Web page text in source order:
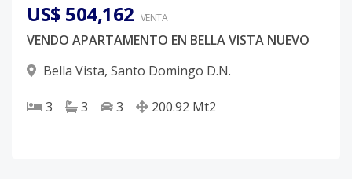
US$ 504,162 VENTA
VENDO APARTAMENTO EN BELLA VISTA NUEVO
Bella Vista, Santo Domingo D.N.
3 3 3 200.92 Mt2